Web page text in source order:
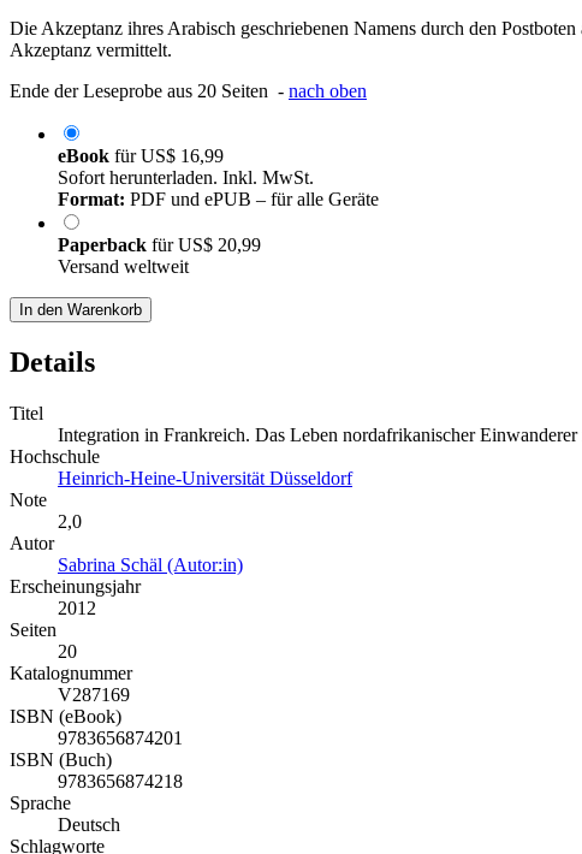
Die Akzeptanz ihres Arabisch geschriebenen Namens durch den
Akzeptanz vermittelt.
Ende der Leseprobe aus 20 Seiten - nach oben
eBook fürUS$ 16,99
Sofort herunterladen. Inkl. MwSt.
Format: PDF und ePUB – für alle Geräte
Paperback fürUS$ 20,99
Versand weltweit
In den Warenkorb
Details
Titel
Integration in Frankreich. Das Leben nordafrikanischer
Hochschule
Heinrich-Heine-Universität Düsseldorf
Note
2,0
Autor
Sabrina Schäl (Autor:in)
Erscheinungsjahr
2012
Seiten
20
Katalognummer
V287169
ISBN (eBook)
9783656874201
ISBN (Buch)
9783656874218
Sprache
Deutsch
Schlagworte